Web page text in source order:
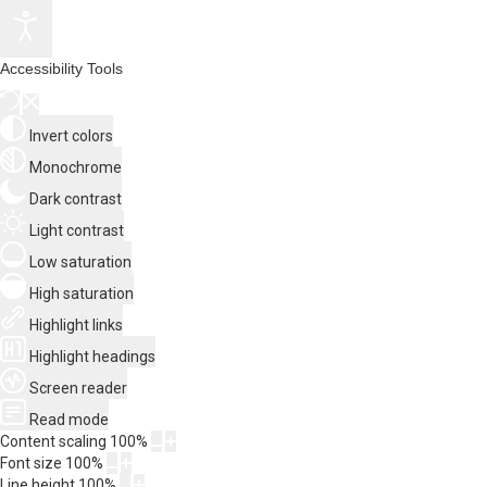
Accessibility Tools
Invert colors
Monochrome
Dark contrast
Light contrast
Low saturation
High saturation
Highlight links
Highlight headings
Screen reader
Read mode
Content scaling 100%
Font size 100%